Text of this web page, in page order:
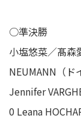
○準決勝
小塩悠菜／髙森
NEUMANN（ド
Jennifer
0 Leana